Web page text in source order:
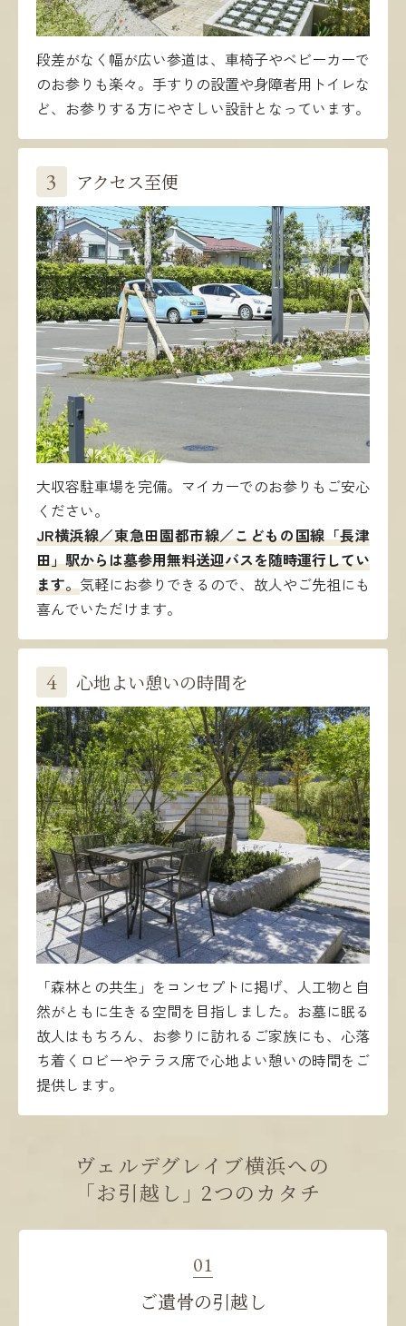
段差がなく幅が広い参道は、車椅子やベビーカーで
のお参りも楽々。手すりの設置や身障者用トイレな
ど、お参りする方にやさしい設計となっています。
3 アクセス至便
大収容駐車場を完備。マイカーでのお参りもご安心
ください。
JR横浜線／東急田園都市線／こどもの国線「長津
田」駅からは墓参用無料送迎バスを随時運行してい
ます。気軽にお参りできるので、故人やご先祖にも
喜んでいただけます。
4 心地よい憩いの時間を
「森林との共生」をコンセプトに掲げ、人工物と自
然がともに生きる空間を目指しました。お墓に眠る
故人はもちろん、お参りに訪れるご家族にも、心落
ち着くロビーやテラス席で心地よい憩いの時間をご
提供します。
ヴェルデグレイブ横浜への
｢お引越し｣ 2つのカタチ
01
ご遺骨の引越し